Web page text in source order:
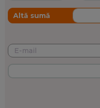
Altă sumă